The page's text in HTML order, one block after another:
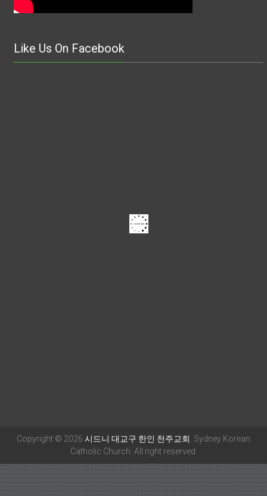
Like Us On Facebook
Copyright © 2026 시드니 대교구 한인 천주교회. Sydney Korean
Catholic Church. All right reserved.